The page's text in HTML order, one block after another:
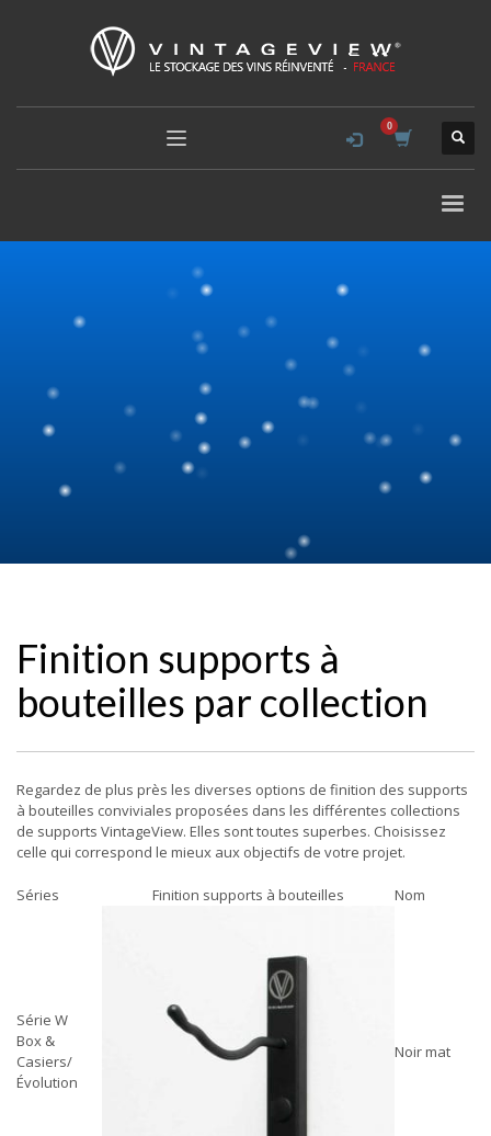
Finition supports à
bouteilles par collection
Regardez de plus près les diverses options de finition des supports
à bouteilles conviviales proposées dans les différentes collections
de supports VintageView. Elles sont toutes superbes. Choisissez
celle qui correspond le mieux aux objectifs de votre projet.
Séries Finition supports à bouteilles Nom
Série W
Box &
Casiers/
Évolution
Noir mat